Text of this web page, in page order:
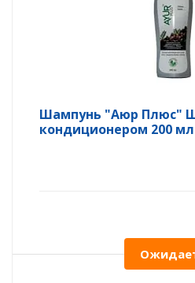
Шампунь "Аюр Плюс"
кондиционером 200